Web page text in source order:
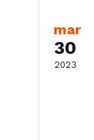
mar
30
2023